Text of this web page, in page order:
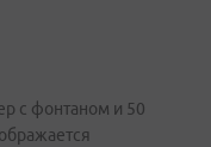
с фонтаном и 50